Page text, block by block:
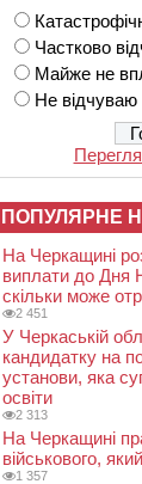
Частково
Майже не
Не відчуваю
ПОПУЛЯРНЕ
На Черкащині
виплати до Дня
скільки може
2 451
У Черкаській
кандидатку на
установи, яка
освіти
2 313
На Черкащині
військового,
1 357